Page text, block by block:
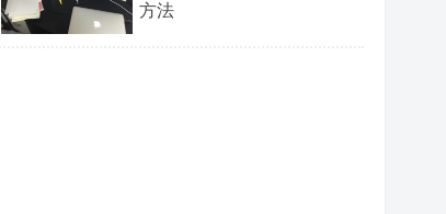
方法